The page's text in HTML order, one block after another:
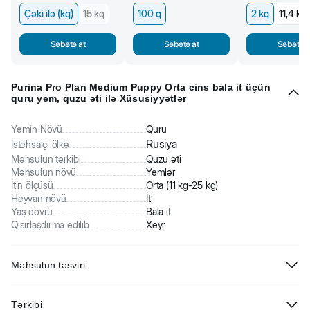
Çəki ilə (kq) 15 kq
Səbətə at
100 q
Səbətə at
2 kq 11,4 kq
Səbətə
Purina Pro Plan Medium Puppy Orta cins bala it üçün
quru yem, quzu əti ilə Xüsusiyyətlər
Yemin Növü
Quru
İstehsalçı ölkə
Rusiya
Məhsulun tərkibi
Quzu əti
Məhsulun növü
Yemlər
İtin ölçüsü
Orta (11 kg-25 kg)
Heyvan növü
İt
Yaş dövrü
Bala it
Qısırlaşdırma edilib
Xeyr
Məhsulun təsviri
quzu əti ilə. Optidigest kompleksi mədə-bağırsaq narahatlığı yaşayan
Tərkibi